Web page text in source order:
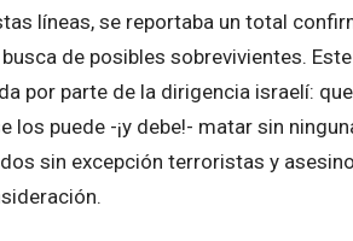
líneas, se reportaba un total
de posibles sobrevivientes.
por parte de la dirigencia israelí:
los puede -¡y debe!- matar sin
sin excepción terroristas y